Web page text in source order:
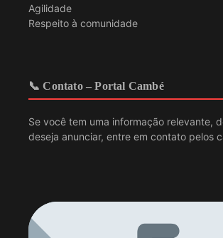
Agilidade
Respeito à comunidade
📞 Contato – Portal Cambé
Se você tem uma informação relevante,
deseja anunciar, entre em contato pelos